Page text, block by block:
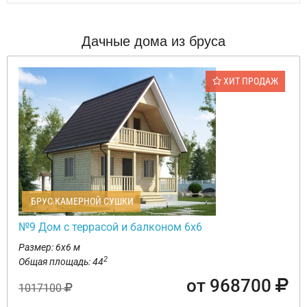
Дачные дома из бруса
ХИТ ПРОДАЖ
БРУС КАМЕРНОЙ СУШКИ
№9 Дом с террасой и балконом 6х6
Размер: 6х6 м
Общая площадь: 442
1017100 от 968700